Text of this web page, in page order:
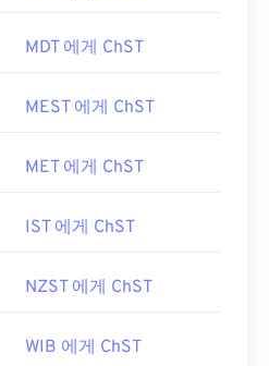
MDT 에게 ChST
MEST 에게 ChST
MET 에게 ChST
IST 에게 ChST
NZST 에게 ChST
WIB 에게 ChST